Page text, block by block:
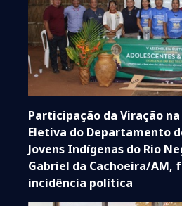
Participação da Viração
Eletiva do Departamento
Jovens Indígenas do Rio
Gabriel da Cachoeira/AM,
incidência política